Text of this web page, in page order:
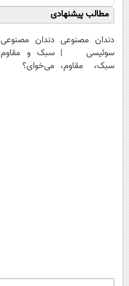
مطالب پیشنهادی
دندان مصنوعی
سوئیسی |
سبک، مقاوم،
دندان مصنوعی
سبک و مقاوم
می‌خوای؟